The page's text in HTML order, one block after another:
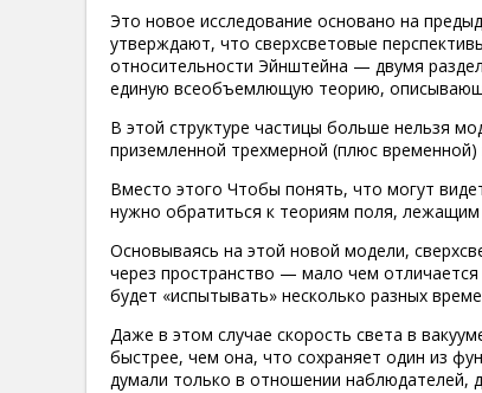
Это новое исследование основано на
утверждают, что сверхсветовые
относительности Эйнштейна — двумя
единую всеобъемлющую теорию,
В этой структуре частицы больше нельзя
приземленной трехмерной (плюс временной)
Вместо этого Чтобы понять, что могут
нужно обратиться к теориям поля,
Основываясь на этой новой модели,
через пространство — мало чем
будет «испытывать» несколько разных
Даже в этом случае скорость света в
быстрее, чем она, что сохраняет один из
думали только в отношении наблюдателей,